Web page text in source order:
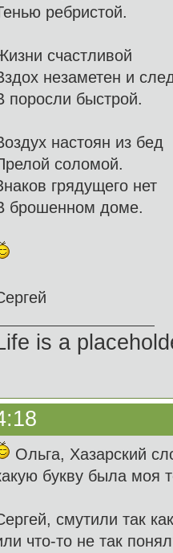
ребристой.
счастливой
незаметен и
поросли быстрой.
настоян из бед
соломой.
грядущего нет
брошенном доме.
is a
Ольга, Хазарский
букву была моя
смутили так
что-то не так